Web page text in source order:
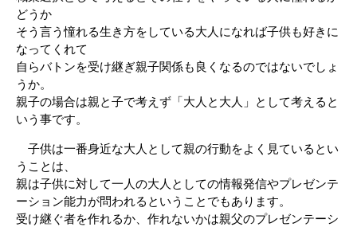
どうか
そう言う憧れる生き方をしている大人になれば子供も好きに
なってくれて
自らバトンを受け継ぎ親子関係も良くなるのではないでしょ
うか。
親子の場合は親と子で考えず「大人と大人」として考えると
いう事です。
子供は一番身近な大人として親の行動をよく見ているとい
うことは、
親は子供に対して一人の大人としての情報発信やプレゼンテ
ーション能力が問われるということでもあります。
受け継ぐ者を作れるか、作れないかは親父のプレゼンテーシ